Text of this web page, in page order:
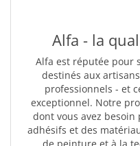
Alfa - la
Alfa est réputée pour
destinés aux
professionnels - et
exceptionnel. Notre
dont vous avez
adhésifs et des